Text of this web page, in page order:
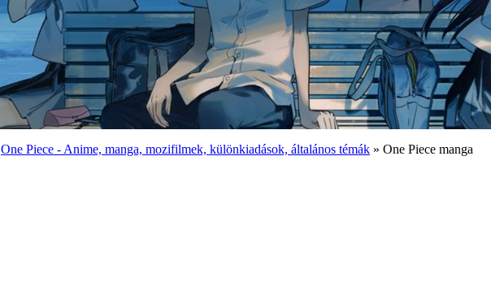
One Piece - Anime, manga, mozifilmek, különkiadások, általános témák » One Piece manga